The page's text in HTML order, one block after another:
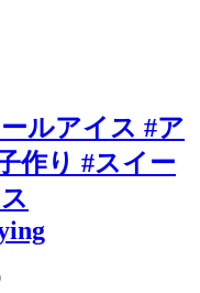
ルアイス #ア
作り #スイー